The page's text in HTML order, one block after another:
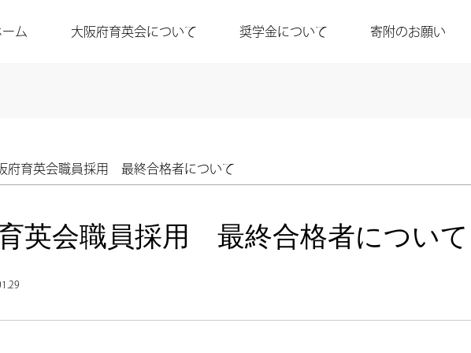
ーム 大阪府育英会について 奨学金について 寄附のお願い
府育英会職員採用 最終合格者について
英会職員採用 最終合格者について